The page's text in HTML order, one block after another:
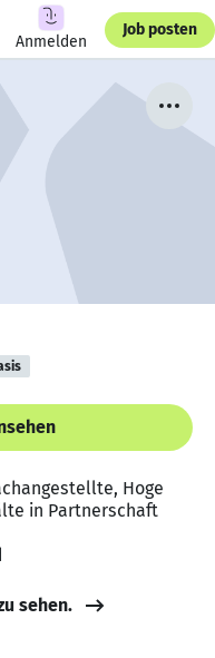
Anmelden
Job posten
Hoge
in Partnerschaft
sehen.